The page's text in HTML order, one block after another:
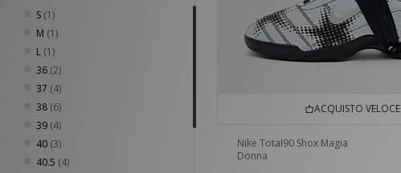
S (1)
M (1)
L (1)
36 (2)
37 (4)
38 (6)
39 (4)
40 (3)
40.5 (4)
ACQUISTO VELOCE
Nike Total90 Shox Magia
Donna